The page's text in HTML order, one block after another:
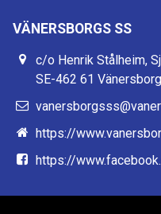
VÄNERSBORGS SS
c/o Henrik Stålheim,
SE-462 61 Vänersborg
https://
https://